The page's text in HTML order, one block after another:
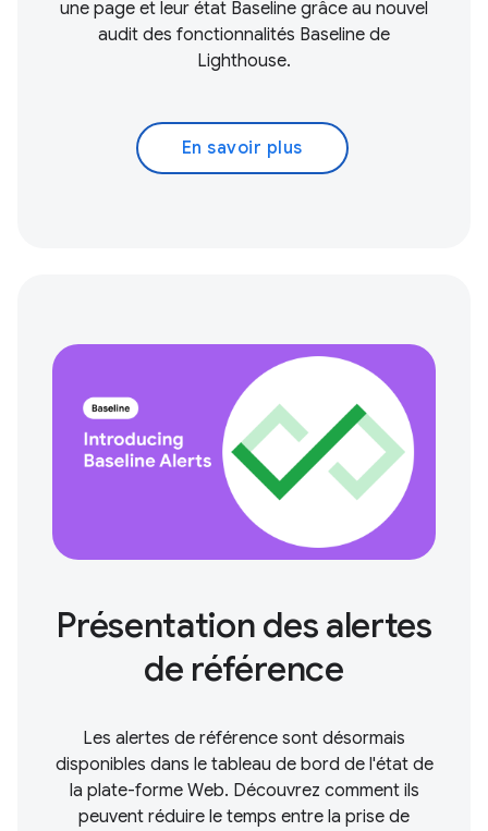
une page et leur état Baseline grâce au nouvel
audit des fonctionnalités Baseline de
Lighthouse.
En savoir plus
Présentation des alertes
de référence
Les alertes de référence sont désormais
disponibles dans le tableau de bord de l'état de
la plate-forme Web. Découvrez comment ils
peuvent réduire le temps entre la prise de